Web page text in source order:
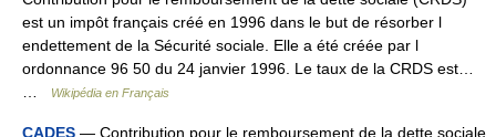
est un impôt français créé en 1996 dans le but de résorber l
endettement de la Sécurité sociale. Elle a été créée par l
ordonnance 96 50 du 24 janvier 1996. Le taux de la CRDS est…
Wikipédia en Français
CADES — Contribution pour le remboursement de la dette sociale